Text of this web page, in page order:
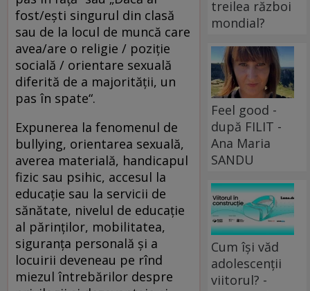
fost/ești singurul din clasă
sau de la locul de muncă care
avea/are o religie / poziție
socială / orientare sexuală
diferită de a majorității, un
pas în spate“.
Expunerea la fenomenul de
bullying, orientarea sexuală,
averea materială, handicapul
fizic sau psihic, accesul la
educație sau la servicii de
sănătate, nivelul de educație
al părinților, mobilitatea,
siguranța personală și a
locuirii deveneau pe rînd
miezul întrebărilor despre
treilea război
mondial?
Feel good -
după FILIT -
Ana Maria
SANDU
Cum își văd
adolescenții
viitorul? -